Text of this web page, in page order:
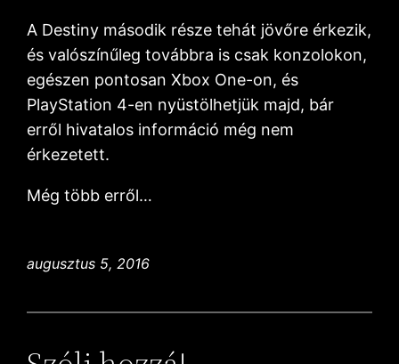
A Destiny második része tehát jövőre érkezik,
és valószínűleg továbbra is csak konzolokon,
egészen pontosan Xbox One-on, és
PlayStation 4-en nyüstölhetjük majd, bár
erről hivatalos információ még nem
érkezetett.
Még több erről…
augusztus 5, 2016